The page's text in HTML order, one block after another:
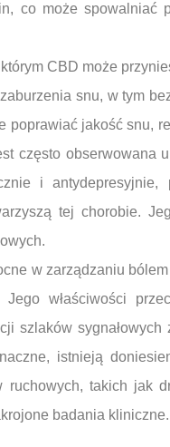
co może spowalniać
CBD może
snu, w tym
poprawiać jakość snu,
często obserwowana
i
tej chorobie.
w zarządzaniu
Jego właściwości
szlaków
istnieją
ruchowych, takich jak
badania kliniczne.